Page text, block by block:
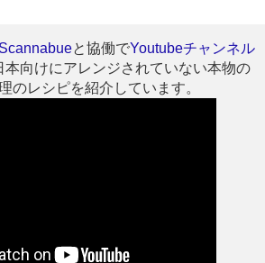
Scannabueと協働でYoutubeチャンネル
本向けにアレンジされていない本物の
のレシピを紹介しています。